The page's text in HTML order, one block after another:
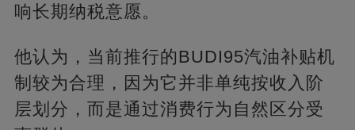
响长期纳税意愿。
他认为，当前推行的BUDI95汽油补贴机
制较为合理，因为它并非单纯按收入阶
层划分，而是通过消费行为自然区分受